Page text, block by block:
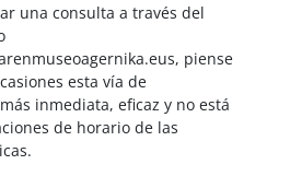
una consulta a través del
piense
esta vía de
inmediata, eficaz y no está
de horario de las